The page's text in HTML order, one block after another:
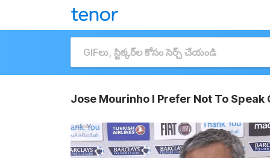
Jose Mourinho I Prefer Not To Speak